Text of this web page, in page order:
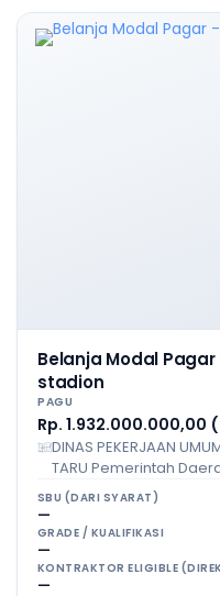
Belanja Modal
stadion
PAGU
Rp. 1.932.000.000,00
DINAS PEKERJAAN
TARU Pemerintah
SBU (DARI SYARAT)
—
GRADE / KUALIFIKASI
—
KONTRAKTOR ELIGIBLE
—